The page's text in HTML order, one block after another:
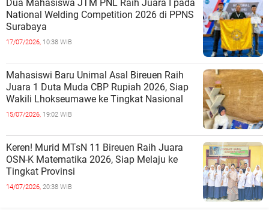
Dua Mahasiswa JTM PNL Raih Juara I pada
National Welding Competition 2026 di PPNS
Surabaya
17/07/2026, 10:38 WIB
Mahasiswi Baru Unimal Asal Bireuen Raih
Juara 1 Duta Muda CBP Rupiah 2026, Siap
Wakili Lhokseumawe ke Tingkat Nasional
15/07/2026, 19:02 WIB
Keren! Murid MTsN 11 Bireuen Raih Juara
OSN-K Matematika 2026, Siap Melaju ke
Tingkat Provinsi
14/07/2026, 20:38 WIB